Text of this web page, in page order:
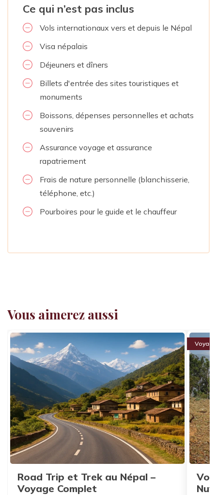
Ce qui n’est pas inclus
Vols internationaux vers et depuis le Népal
Visa népalais
Déjeuners et dîners
Billets d'entrée des sites touristiques et
monuments
Boissons, dépenses personnelles et achats
souvenirs
Assurance voyage et assurance
rapatriement
Frais de nature personnelle (blanchisserie,
téléphone, etc.)
Pourboires pour le guide et le chauffeur
Vous aimerez aussi
Road Trip et Trek au Népal –
Voyage Complet